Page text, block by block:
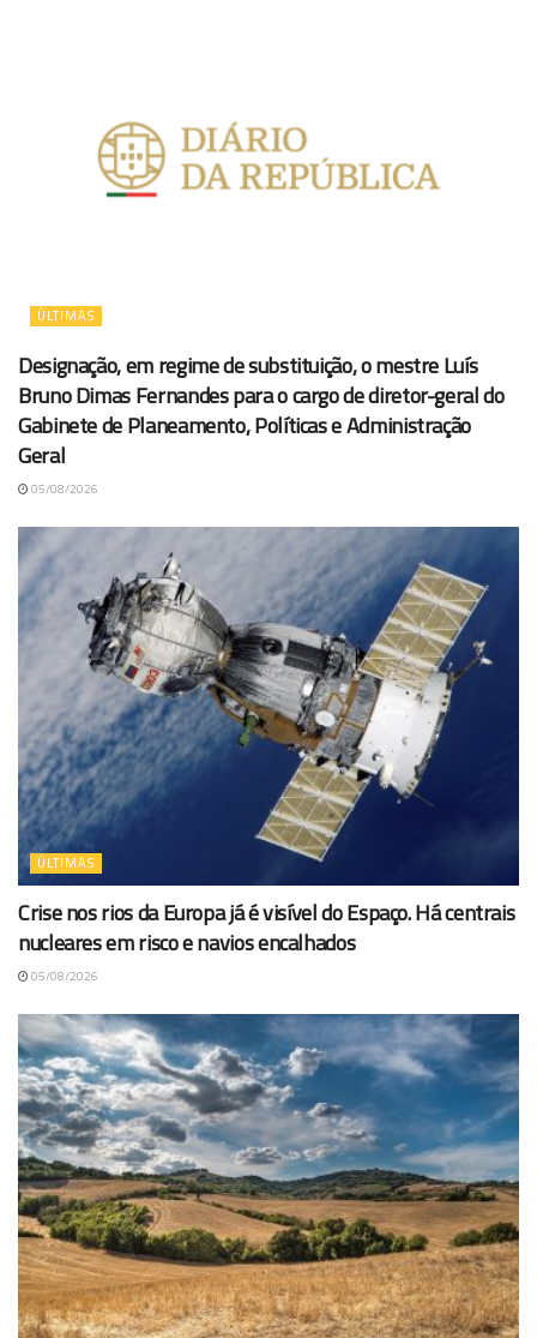
ÚLTIMAS
Designação, em regime de substituição, o mestre Luís
Bruno Dimas Fernandes para o cargo de diretor-geral do
Gabinete de Planeamento, Políticas e Administração
Geral
05/08/2026
ÚLTIMAS
Crise nos rios da Europa já é visível do Espaço. Há centrais
nucleares em risco e navios encalhados
05/08/2026